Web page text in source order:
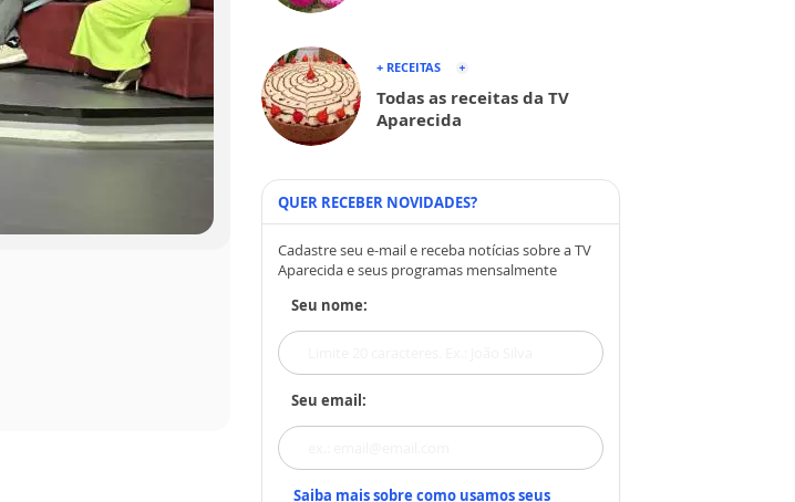
+ RECEITAS
Todas as receitas da TV
Aparecida
QUER RECEBER NOVIDADES?
Cadastre seu e-mail e receba notícias sobre a TV
Aparecida e seus programas mensalmente
Seu nome:
Seu email:
Saiba mais sobre como usamos seus